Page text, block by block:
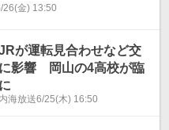
26(金) 13:50
が運転見合わせなど交
影響 岡山の4高校が臨
海放送6/25(木) 16:50